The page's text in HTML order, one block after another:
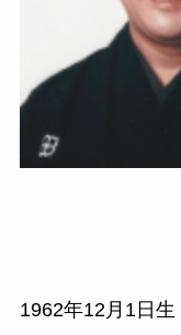
1962年12月 1日生